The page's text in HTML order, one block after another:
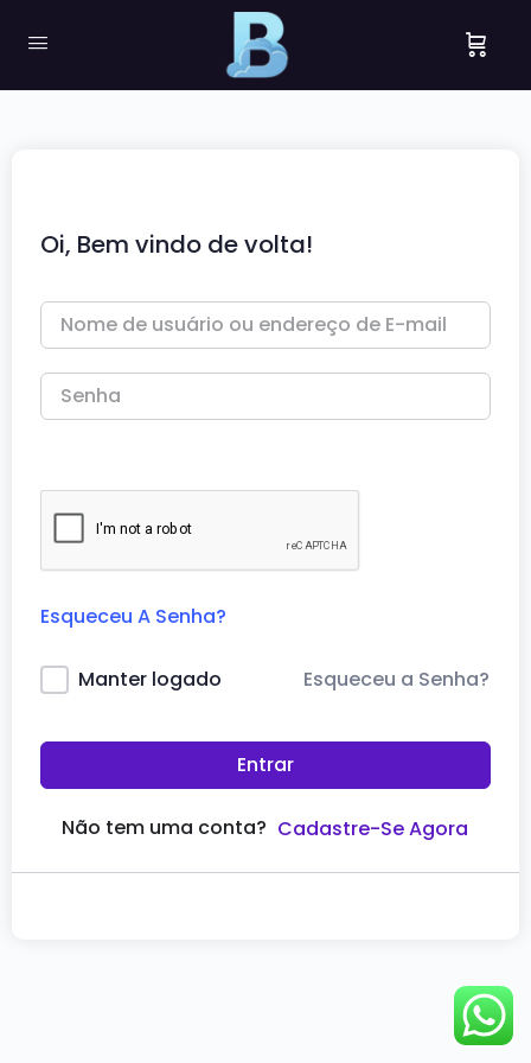
Oi, Bem vindo de volta!
Esqueceu A Senha?
Manter logado Esqueceu a Senha?
Entrar
Não tem uma conta? Cadastre-Se Agora